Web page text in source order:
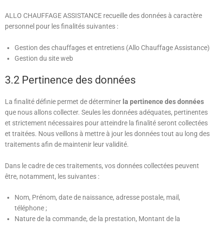
ALLO CHAUFFAGE ASSISTANCE recueille des données à caractère
personnel pour les finalités suivantes :
Gestion des chauffages et entretiens (Allo Chauffage Assistance)
Gestion du site web
3.2 Pertinence des données
La finalité définie permet de déterminer la pertinence des données
que nous allons collecter. Seules les données adéquates, pertinentes
et strictement nécessaires pour atteindre la finalité seront collectées
et traitées. Nous veillons à mettre à jour les données tout au long des
traitements afin de maintenir leur validité.
Dans le cadre de ces traitements, vos données collectées peuvent
être, notamment, les suivantes :
Nom, Prénom, date de naissance, adresse postale, mail,
téléphone ;
Nature de la commande, de la prestation, Montant de la